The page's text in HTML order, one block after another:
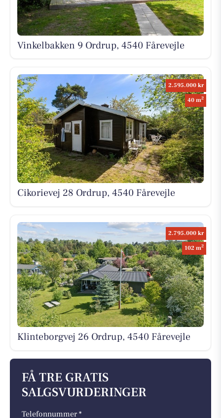
Vinkelbakken 9 Ordrup, 4540 Fårevejle
2.595.000 kr
40 m2
Cikorievej 28 Ordrup, 4540 Fårevejle
2.795.000 kr
102 m2
Klinteborgvej 26 Ordrup, 4540 Fårevejle
FÅ TRE GRATIS
SALGSVURDERINGER
Telefonnummer *